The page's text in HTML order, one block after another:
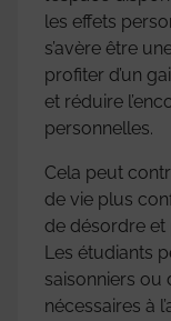
les effets
s’avère être
profiter d’un
et réduire
personnelles.
Cela peut
de vie plus
de désordre et
Les étudiants
saisonniers ou
nécessaires à